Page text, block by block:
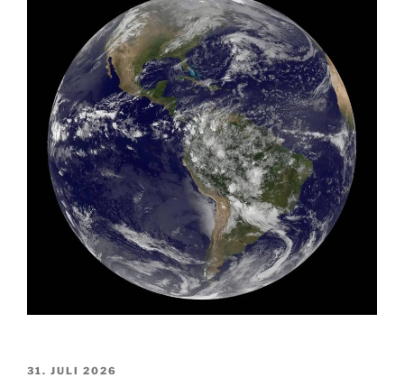
VERÖFFENTLICHT
31. JULI 2026